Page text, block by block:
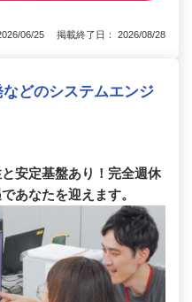
06/25 掲載終了日： 2026/08/28
どのシステムエンジ
安定基盤あり！完全週休
あなたを迎えます。